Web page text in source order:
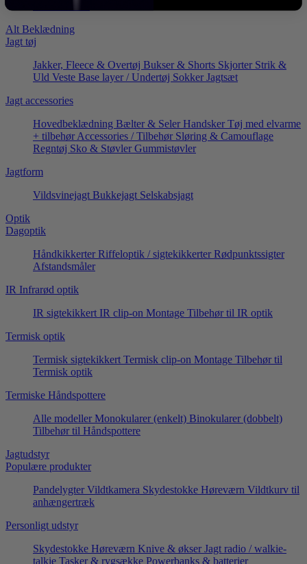
Alt Beklædning
Jagt tøj
Jakker, Fleece & Overtøj Bukser & Shorts Skjorter Strik &
Uld Veste Base layer / Undertøj Sokker Jagtsæt
Jagt accessories
Hovedbeklædning Bælter & Seler Handsker Tøj med elvarme
+ tilbehør Accessories / Tilbehør Sløring & Camouflage
Regntøj Sko & Støvler Gummistøvler
Jagtform
Vildsvinejagt Bukkejagt Selskabsjagt
Optik
Dagoptik
Håndkikkerter Riffeloptik / sigtekikkerter Rødpunktssigter
Afstandsmåler
IR Infrarød optik
IR sigtekikkert IR clip-on Montage Tilbehør til IR optik
Termisk optik
Termisk sigtekikkert Termisk clip-on Montage Tilbehør til
Termisk optik
Termiske Håndspottere
Alle modeller Monokularer (enkelt) Binokularer (dobbelt)
Tilbehør til Håndspottere
Jagtudstyr
Populære produkter
Pandelygter Vildtkamera Skydestokke Høreværn Vildtkurv til
anhængertræk
Personligt udstyr
Skydestokke Høreværn Knive & økser Jagt radio / walkie-
talkie Tasker & rygsække Powerbanks & batterier